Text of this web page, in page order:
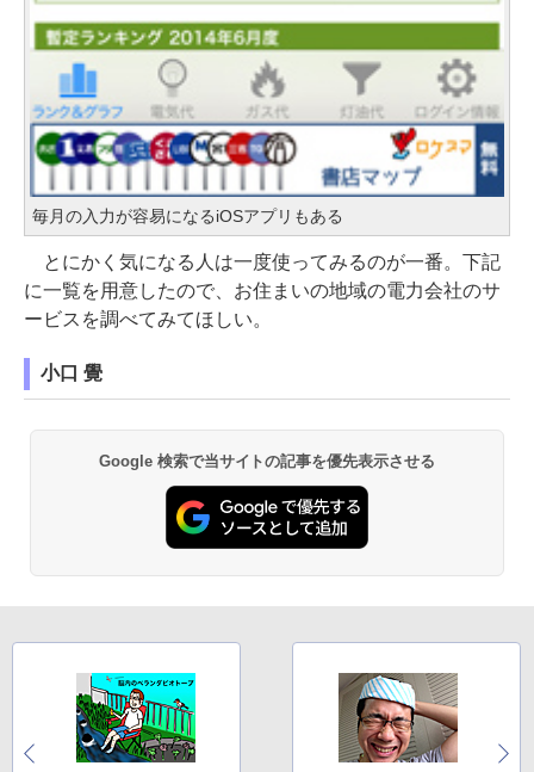
毎月の入力が容易になるiOSアプリもある
とにかく気になる人は一度使ってみるのが一番。下記
に一覧を用意したので、お住まいの地域の電力会社のサ
ービスを調べてみてほしい。
小口 覺
Google 検索で当サイトの記事を優先表示させる